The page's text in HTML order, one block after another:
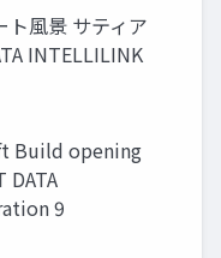
ト風景 サティア
INTELLILINK
Build opening
9